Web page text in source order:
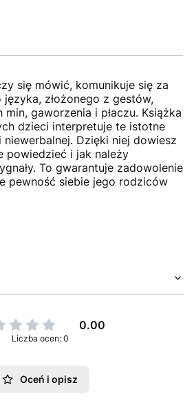
się mówić, komunikuje się za
złożonego z gestów,
gaworzenia i płaczu. Książka
dzieci interpretuje te istotne
niewerbalnej. Dzięki niej dowiesz
powiedzieć i jak należy
To gwarantuje zadowolenie
pewność siebie jego rodziców
0.00
Liczba ocen: 0
Oceń i opisz